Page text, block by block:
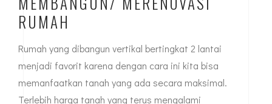
INSPIRASI ,TIPS & TRICK AUGUST 23, 2023
DESAIN RUMAH 2 LANTAI
TERBAIK UNTUK INSPIRASI
MEMBANGUN/ MERENOVASI
RUMAH